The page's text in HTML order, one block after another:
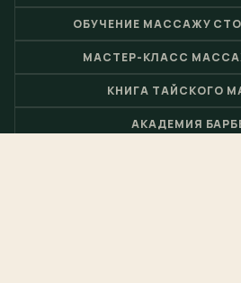
ОБУЧЕНИЕ МАССАЖУ
МАСТЕР-КЛАСС
КНИГА ТАЙСКОГО
АКАДЕМИЯ